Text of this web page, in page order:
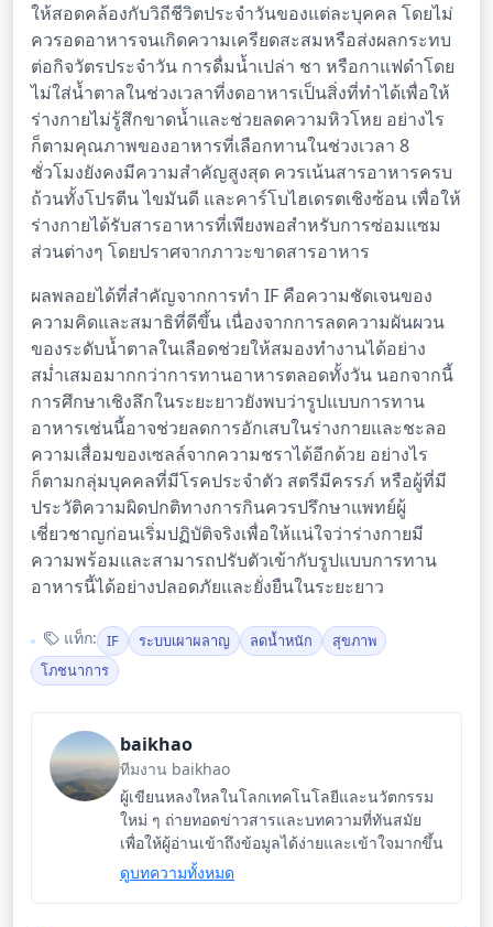
ให้สอดคล้องกับวิถีชีวิตประจำวันของแต่ละบุคคล โดยไม่
ควรอดอาหารจนเกิดความเครียดสะสมหรือส่งผลกระทบ
ต่อกิจวัตรประจำวัน การดื่มน้ำเปล่า ชา หรือกาแฟดำโดย
ไม่ใส่น้ำตาลในช่วงเวลาที่งดอาหารเป็นสิ่งที่ทำได้เพื่อให้
ร่างกายไม่รู้สึกขาดน้ำและช่วยลดความหิวโหย อย่างไร
ก็ตามคุณภาพของอาหารที่เลือกทานในช่วงเวลา 8
ชั่วโมงยังคงมีความสำคัญสูงสุด ควรเน้นสารอาหารครบ
ถ้วนทั้งโปรตีน ไขมันดี และคาร์โบไฮเดรตเชิงซ้อน เพื่อให้
ร่างกายได้รับสารอาหารที่เพียงพอสำหรับการซ่อมแซม
ส่วนต่างๆ โดยปราศจากภาวะขาดสารอาหาร
ผลพลอยได้ที่สำคัญจากการทำ IF คือความชัดเจนของ
ความคิดและสมาธิที่ดีขึ้น เนื่องจากการลดความผันผวน
ของระดับน้ำตาลในเลือดช่วยให้สมองทำงานได้อย่าง
สม่ำเสมอมากกว่าการทานอาหารตลอดทั้งวัน นอกจากนี้
การศึกษาเชิงลึกในระยะยาวยังพบว่ารูปแบบการทาน
อาหารเช่นนี้อาจช่วยลดการอักเสบในร่างกายและชะลอ
ความเสื่อมของเซลล์จากความชราได้อีกด้วย อย่างไร
ก็ตามกลุ่มบุคคลที่มีโรคประจำตัว สตรีมีครรภ์ หรือผู้ที่มี
ประวัติความผิดปกติทางการกินควรปรึกษาแพทย์ผู้
เชี่ยวชาญก่อนเริ่มปฏิบัติจริงเพื่อให้แน่ใจว่าร่างกายมี
ความพร้อมและสามารถปรับตัวเข้ากับรูปแบบการทาน
อาหารนี้ได้อย่างปลอดภัยและยั่งยืนในระยะยาว
แท็ก: IF ระบบเผาผลาญ ลดน้ำหนัก
สุขภาพ
โภชนาการ
baikhao
ทีมงาน baikhao
ผู้เขียนหลงใหลในโลกเทคโนโลยีและนวัตกรรม
ใหม่ ๆ ถ่ายทอดข่าวสารและบทความที่ทันสมัย
เพื่อให้ผู้อ่านเข้าถึงข้อมูลได้ง่ายและเข้าใจมากขึ้น
ดูบทความทั้งหมด